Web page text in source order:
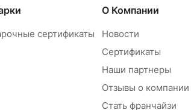
сертификаты
О Компании
Новости
Сертификаты
Наши партнеры
Отзывы о компании
Стать франчайзи